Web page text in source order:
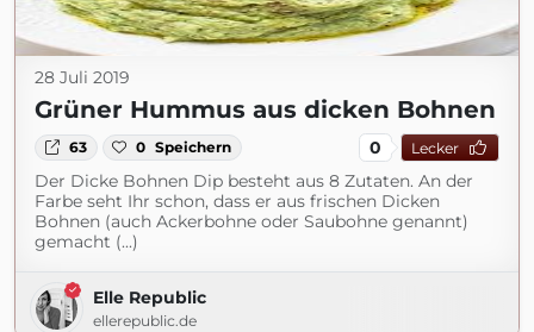
28 Juli 2019
Grüner Hummus aus dicken Bohnen
63 0 Speichern 0 Lecker
Der Dicke Bohnen Dip besteht aus 8 Zutaten. An der
Farbe seht Ihr schon, dass er aus frischen Dicken
Bohnen (auch Ackerbohne oder Saubohne genannt)
gemacht (...)
Elle Republic
ellerepublic.de